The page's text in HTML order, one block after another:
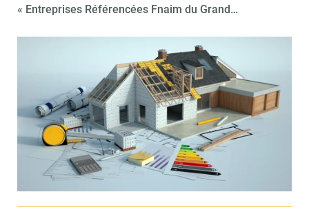
« Entreprises Référencées Fnaim du Grand…